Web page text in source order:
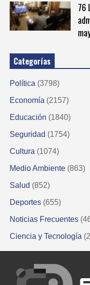
76
Categorías
Política (3798)
Economía (2157)
Educación (1840)
Seguridad (1754)
Cultura (1074)
Medio Ambiente (863)
Salud (852)
Deportes (655)
Noticias Frecuentes
Ciencia y Tecnología